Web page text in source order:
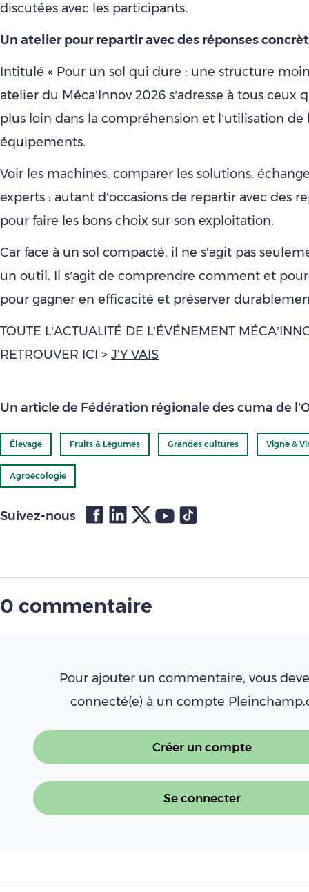
discutées avec les participants.
Un atelier pour repartir avec des réponses
Intitulé « Pour un sol qui dure : une structure
atelier du Méca’Innov 2026 s’adresse à tous ceux
plus loin dans la compréhension et l’utilisation de
équipements.
Voir les machines, comparer les solutions,
experts : autant d’occasions de repartir avec des
pour faire les bons choix sur son exploitation.
Car face à un sol compacté, il ne s’agit pas
un outil. Il s’agit de comprendre comment et
pour gagner en efficacité et préserver
TOUTE L’ACTUALITÉ DE L’ÉVÉNEMENT
RETROUVER ICI > J’Y VAIS
Un article de Fédération régionale des cuma de
Élevage Fruits & Légumes Grandes cultures Vigne &
Agroécologie
Suivez-nous
0 commentaire
Pour ajouter un commentaire, vous
connecté(e) à un compte
Créer un compte
Se connecter